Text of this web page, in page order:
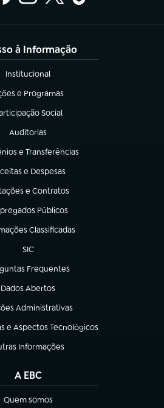
à Informação
Institucional
(abre em nova aba)
e Programas
em nova aba)
Social
em nova aba)
Auditorias
(abre em nova aba)
e Transferências
nova aba)
e Despesas
em nova aba)
e Contratos
em nova aba)
Públicos
em nova aba)
Classificadas
em nova aba)
SIC
(abre em nova aba)
Frequentes
em nova aba)
Dados Abertos
(abre em nova aba)
Administrativas
em nova aba)
e Aspectos Tecnológicos
aba)
Informações
em nova aba)
A EBC
Quem somos
(abre em nova aba)